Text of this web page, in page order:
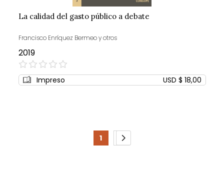
La calidad del gasto público a debate
Francisco Enríquez Bermeo y otros
2019
0%
Impreso USD $ 18,00
Page
You're
1
Page
2
Page
Siguiente